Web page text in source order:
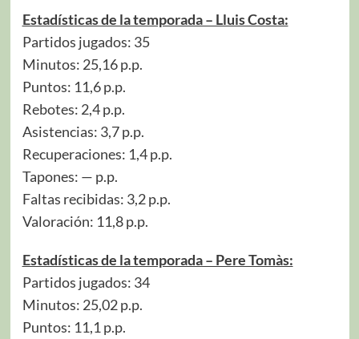
Estadísticas de la temporada – Lluis Costa:
Partidos jugados: 35
Minutos: 25,16 p.p.
Puntos: 11,6 p.p.
Rebotes: 2,4 p.p.
Asistencias: 3,7 p.p.
Recuperaciones: 1,4 p.p.
Tapones: — p.p.
Faltas recibidas: 3,2 p.p.
Valoración: 11,8 p.p.
Estadísticas de la temporada – Pere Tomàs:
Partidos jugados: 34
Minutos: 25,02 p.p.
Puntos: 11,1 p.p.